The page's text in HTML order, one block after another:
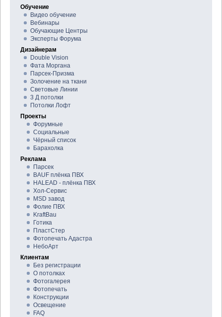
Обучение
Видео обучение
Вебинары
Обучающие Центры
Эксперты Форума
Дизайнерам
Double Vision
Фата Моргана
Парсек-Призма
Золочение на ткани
Световые Линии
3 Д потолки
Потолки Лофт
Проекты
Форумные
Социальные
Чёрный список
Барахолка
Реклама
Парсек
BAUF плёнка ПВХ
HALEAD - плёнка ПВХ
Хол-Сервис
MSD завод
Фолие ПВХ
KraftBau
Готика
ПластСтер
Фотопечать Адастра
НебоАрт
Клиентам
Без регистрации
О потолках
Фотогалерея
Фотопечать
Конструкции
Освещение
FAQ